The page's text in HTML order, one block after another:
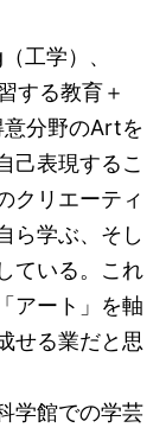
工学）、
する教育＋
分野のArtを
己表現するこ
クリエーティ
ら学ぶ、そし
ている。これ
アート」を軸
せる業だと思
学館での学芸